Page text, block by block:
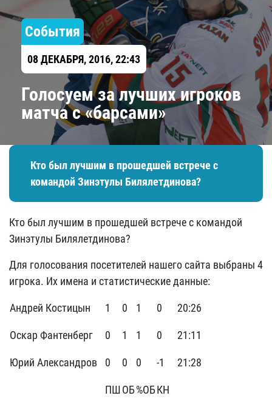
События
08 ДЕКАБРЯ, 2016, 22:43
Голосуем за лучших игроков
матча с «барсами»​
Кто был лучшим в прошедшей встрече с
командой Зинэтулы Билялетдинова?
Кто был лучшим в прошедшей встрече с командой
Зинэтулы Билялетдинова?
Для голосования посетителей нашего сайта выбраны 4
игрока. Их имена и статистические данные:
Андрей Костицын 1 0 1 0 20:26
Оскар Фантенберг 0 1 1 0 21:11
Юрий Александров 0 0 0 -1 21:28
ПШОБ%ОБКН